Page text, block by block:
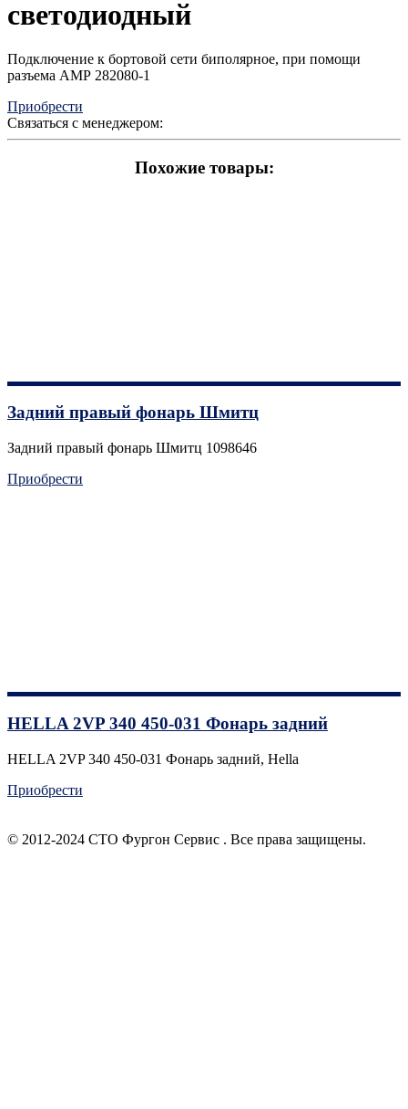
светодиодный
Подключение к бортовой сети биполярное, при помощи
разъема АМР 282080-1
Приобрести
Связаться с менеджером:
Похожие товары:
Задний правый фонарь Шмитц
Задний правый фонарь Шмитц 1098646
Приобрести
HELLA 2VP 340 450-031 Фонарь задний
HELLA 2VP 340 450-031 Фонарь задний, Hella
Приобрести
© 2012-2024 СТО Фургон Сервис . Все права защищены.